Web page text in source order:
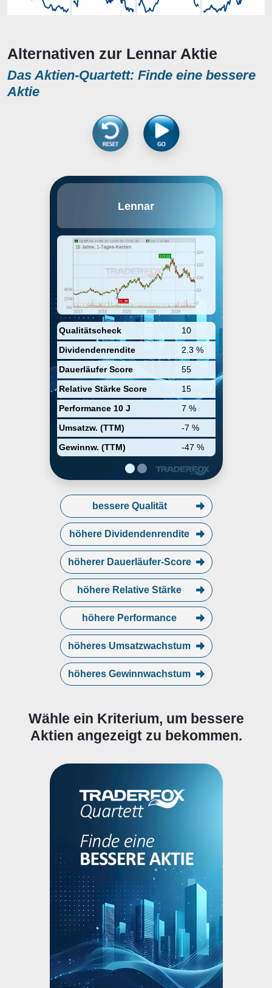
Alternativen zur Lennar Aktie
Das Aktien-Quartett: Finde eine bessere
Aktie
Lennar
Qualitätscheck
10
Dividendenrendite
2.3 %
Dauerläufer Score
55
Relative Stärke Score
15
Performance 10 J
7 %
Umsatzw. (TTM)
-7 %
Gewinnw. (TTM)
-47 %
Februar 2018 hat sich Lennar
Wohnungsbauer in den
Vereinigten Staaten entwickelt. Die
Wohnungsbauprojekte des
Unternehmens zielen auf Erst-,
Nachfolge- und aktive erwachsene
Hauskäufer, hauptsächlich unter
dem Markennamen Lennar. Das
Finanzdienstleistungssegment
von Lennar bietet
Hypothekenfinanzierungen und
damit verbundene
Dienstleistungen für Hauskäufer
an. Lennar aus Miami ist auch im
Mehrfamilienbau tätig.
bessere Qualität
höhere Dividendenrendite
höherer Dauerläufer-Score
höhere Relative Stärke
höhere Performance
höheres Umsatzwachstum
höheres Gewinnwachstum
Wähle ein Kriterium, um bessere
Aktien angezeigt zu bekommen.